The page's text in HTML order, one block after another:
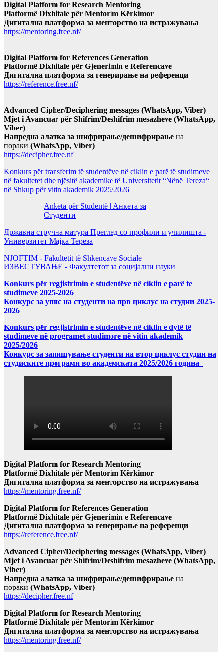
Digital Platform for Research Mentoring
Platformë Dixhitale për Mentorim Kërkimor
Дигитална платформа за менторство на истражувања
https://mentoring.free.nf/
Digital Platform for References Generation
Platformë Dixhitale për Gjenerimin e Referencave
Дигитална платформа за генерирање на референци
https://reference.free.nf/
Advanced Cipher/Deciphering messages (WhatsApp, Viber)
Mjet i Avancuar për Shifrim/Deshifrim mesazheve (WhatsApp,
Viber)
Напредна алатка за шифрирање/дешифрирање на
пораки (WhatsApp, Viber)
https://decipher.free.nf
Konkurs për transferim të studentëve në ciklin e parë të studimeve
në fakultetet dhe njësitë akademike të Universitetit “Nënë Tereza“
në Shkup për vitin akademik 2025/2026
Anketa për Studentë | Анкета за
Студенти
Државна стручна матура Преглед со профили и училишта -
Универзитет Мајка Тереза
NJOFTIM - Fakultetit të Shkencave Sociale
ИЗВЕСТУВАЊЕ - Факултетот за социјални науки
Konkurs për regjistrimin e studentëve në ciklin e parë te
studimeve 2025-2026
Конкурс за упис на студенти на прв циклус на студии 2025-
2026
Konkurs për regjistrimin e studentëve në ciklin e dytë të
studimeve në programet studimore në vitin akademik
2025/2026
Конкурс за запишување студенти на втор циклус студии на
студиските програми во академската 2025/2026 година
Digital Platform for Research Mentoring
Platformë Dixhitale për Mentorim Kërkimor
Дигитална платформа за менторство на истражувања
https://mentoring.free.nf/
Digital Platform for References Generation
Platformë Dixhitale për Gjenerimin e Referencave
Дигитална платформа за генерирање на референци
https://reference.free.nf/
Advanced Cipher/Deciphering messages (WhatsApp, Viber)
Mjet i Avancuar për Shifrim/Deshifrim mesazheve (WhatsApp,
Viber)
Напредна алатка за шифрирање/дешифрирање на
пораки (WhatsApp, Viber)
https://decipher.free.nf
Digital Platform for Research Mentoring
Platformë Dixhitale për Mentorim Kërkimor
Дигитална платформа за менторство на истражувања
https://mentoring.free.nf/